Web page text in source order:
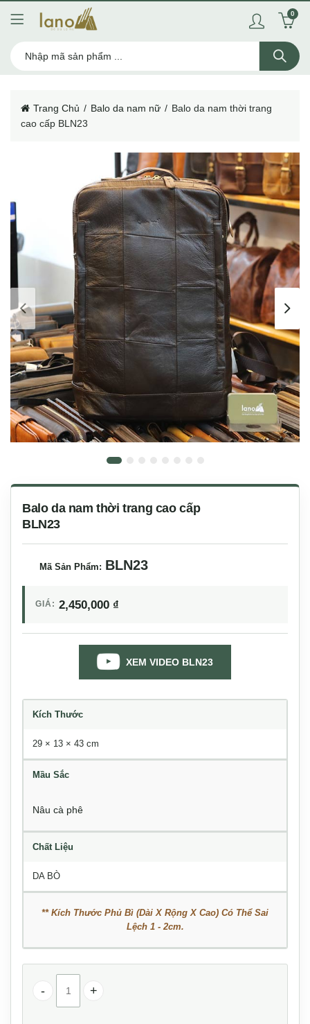
0
Trang Chủ Balo da nam nữ
Balo da nam thời trang
cao cấp BLN23
Balo da nam thời trang cao cấp
BLN23
Mã Sản Phẩm: BLN23
GIÁ: 2,450,000 ₫
XEM VIDEO BLN23
Kích Thước
29 × 13 × 43 cm
Mầu Sắc
Nâu cà phê
Chất Liệu
DA BÒ
** Kích Thước Phủ Bì (Dài X Rộng X Cao) Có Thể Sai
Lệch 1 - 2cm.
Balo da nam thời trang cao cấp BLN23 số lượng